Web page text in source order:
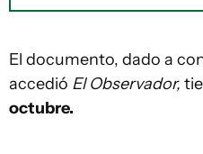
El documento, dado a
accedió El Observador,
octubre.